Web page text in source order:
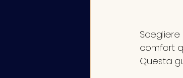
comfort
Questa